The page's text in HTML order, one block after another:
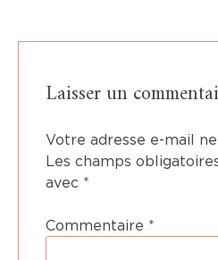
Laisser un
Votre adresse e-mail
Les champs
avec *
Commentaire *